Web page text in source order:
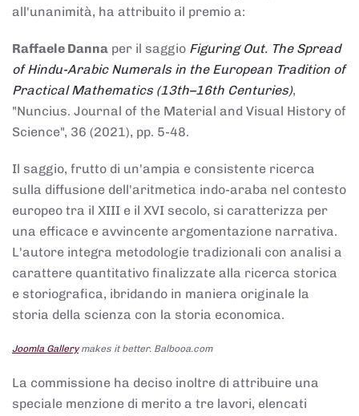
all'unanimità, ha attribuito il premio a:
Raffaele Danna per il saggio Figuring Out. The Spread
of Hindu-Arabic Numerals in the European Tradition of
Practical Mathematics (13th–16th Centuries),
"Nuncius. Journal of the Material and Visual History of
Science", 36 (2021), pp. 5-48.
Il saggio, frutto di un'ampia e consistente ricerca
sulla diffusione dell'aritmetica indo-araba nel contesto
europeo tra il XIII e il XVI secolo, si caratterizza per
una efficace e avvincente argomentazione narrativa.
L'autore integra metodologie tradizionali con analisi a
carattere quantitativo finalizzate alla ricerca storica
e storiografica, ibridando in maniera originale la
storia della scienza con la storia economica.
Joomla Gallerymakes it better. Balbooa.com
La commissione ha deciso inoltre di attribuire una
speciale menzione di merito a tre lavori, elencati